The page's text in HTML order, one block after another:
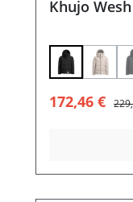
Khujo
172,46 €